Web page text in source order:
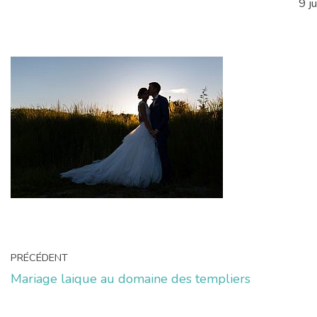
9
PRÉCÉDENT
Mariage laique au domaine des templiers